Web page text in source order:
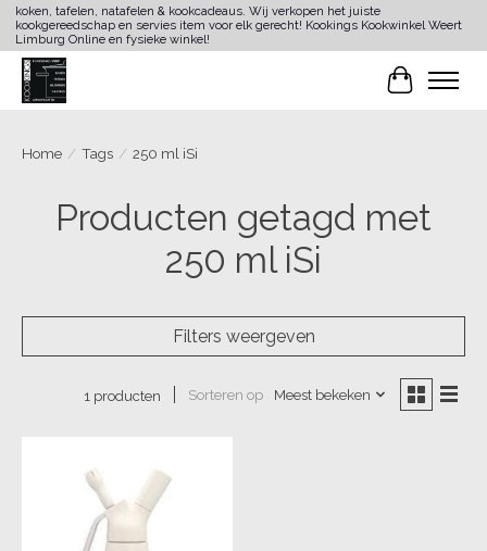
koken, tafelen, natafelen & kookcadeaus. Wij verkopen het juiste
kookgereedschap en servies item voor elk gerecht! Kookings Kookwinkel Weert
Limburg Online en fysieke winkel!
Home / Tags / 250 ml iSi
Producten getagd met
250 ml iSi
Filters weergeven
1 producten Sorteren op Meest bekeken